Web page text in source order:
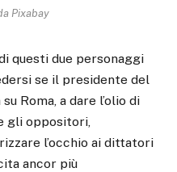
Pixabay
questi due personaggi
se il presidente del
Roma, a dare l’olio di
gli oppositori,
l’occhio ai dittatori
ancor più